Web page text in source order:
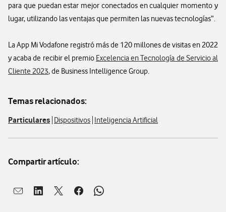
para que puedan estar mejor conectados en cualquier momento y
lugar, utilizando las ventajas que permiten las nuevas tecnologías”.
La App Mi Vodafone registró más de 120 millones de visitas en 2022
y acaba de recibir el premio Excelencia en Tecnología de Servicio al
Cliente 2023, de Business Intelligence Group.
Temas relacionados:
Particulares Dispositivos Inteligencia Artificial
Compartir artículo:
Abrir ventana para compartir en mail
Abrir ventana para compartir en linkedin
Abrir ventana para compartir en twitter
Abrir ventana para compartir en facebook
Abrir ventana para compartir en